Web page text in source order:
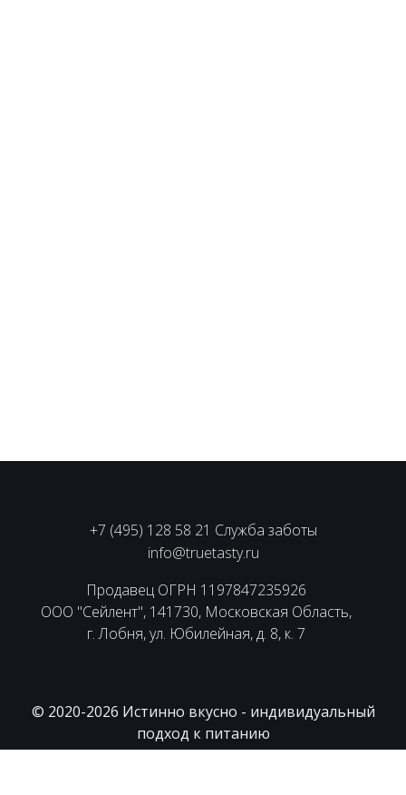
+7 (495) 128 58 21 Служба заботы
info@truetasty.ru
Продавец ОГРН 1197847235926
ООО "Сейлент", 141730, Московская Область,
г. Лобня, ул. Юбилейная, д. 8, к. 7
© 2020-2026 Истинно вкусно - индивидуальный
подход к питанию